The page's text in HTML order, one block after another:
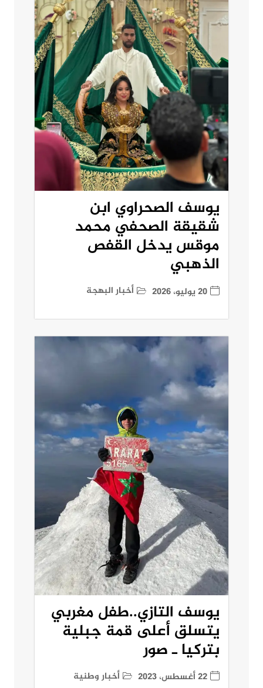
يوسف الصحراوي ابن
شقيقة الصحفي محمد
موقس يدخل القفص
الذهبي
20 يوليو، 2026 أخبار البهجة
يوسف التازي..طفل مغربي
يتسلق أعلى قمة جبلية
بتركيا ـ صور
22 أغسطس، 2023 أخبار وطنية